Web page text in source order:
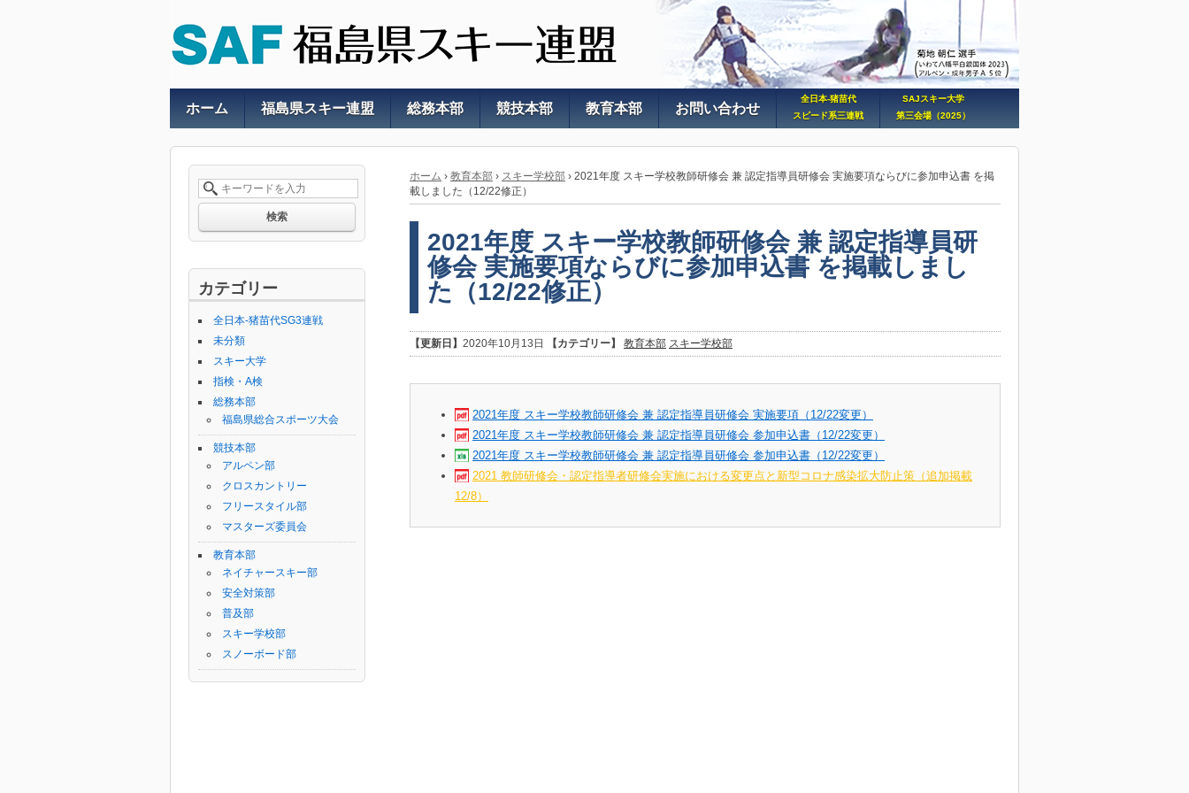
ホーム 福島県スキー連盟 総務本部 競技本部 教育本部 お問い合わせ
全日本-猪苗代
スピード系三連戦
SAJスキー大学
第三会場（2025）
ホーム › 教育本部 › スキー学校部 › 2021年度 スキー学校教師研修会 兼 認定指導員研修会 実施要項ならびに参加申込書 を掲
載しました（12/22修正）
2021年度 スキー学校教師研修会 兼 認定指導員研
修会 実施要項ならびに参加申込書 を掲載しまし
た（12/22修正）
【更新日】 2020年10月13日 【カテゴリー】 教育本部 スキー学校部
2021年度 スキー学校教師研修会 兼 認定指導員研修会 実施要項（12/22変更）
2021年度 スキー学校教師研修会 兼 認定指導員研修会 参加申込書（12/22変更）
2021年度 スキー学校教師研修会 兼 認定指導員研修会 参加申込書（12/22変更）
2021 教師研修会・認定指導者研修会実施における変更点と新型コロナ感染拡大防止策（追加掲載
12/8）
検索
カテゴリー
全日本-猪苗代SG3連戦
未分類
スキー大学
指検・A検
総務本部
福島県総合スポーツ大会
競技本部
アルペン部
クロスカントリー
フリースタイル部
マスターズ委員会
教育本部
ネイチャースキー部
安全対策部
普及部
スキー学校部
スノーボード部